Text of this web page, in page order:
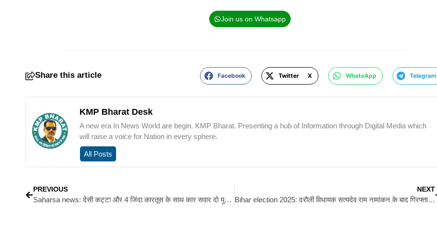
Join us on Whatsapp
Share this article Facebook Twitter X WhatsApp Telegram
KMP Bharat Desk
A new era In News World are begin. KMP Bharat. Presenting a hub of Information through Digital Media which
will raise a voice for Nation in every sphere.
All Posts
PREVIOUS
Saharsa news: देसी कट्टा और 4 जिंदा कारतूस के साथ कार सवार दो युवक गिरफ्तार, साइबर डीएसपी ने की पुष्टि
NEXT
Bihar election 2025: दरौली विधायक सत्यदेव राम नामांकन के बाद गिरफ्तार, शपथ पत्र में किया था दावा—“कोई आपराधिक मामला लंबित नहीं”